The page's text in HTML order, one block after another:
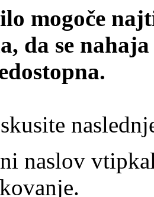
mogoče
da se
naslov